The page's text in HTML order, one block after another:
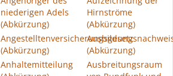
niederigen Adels
(Abkürzung)
Angestelltenversicherungsgesetz
(Abkürzung)
Anhaltemitteilung
Hirnströme
(Abkürzung)
(Abkürzung)
Ausbreitungsraum